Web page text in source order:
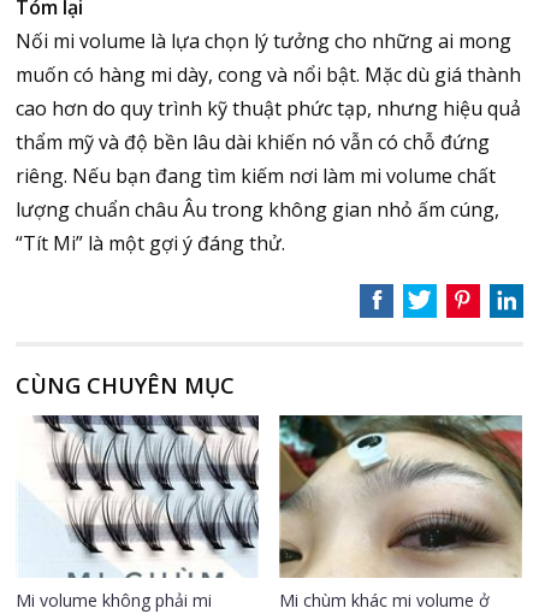
Tóm lại
Nối mi volume là lựa chọn lý tưởng cho những ai mong
muốn có hàng mi dày, cong và nổi bật. Mặc dù giá thành
cao hơn do quy trình kỹ thuật phức tạp, nhưng hiệu quả
thẩm mỹ và độ bền lâu dài khiến nó vẫn có chỗ đứng
riêng. Nếu bạn đang tìm kiếm nơi làm mi volume chất
lượng chuẩn châu Âu trong không gian nhỏ ấm cúng,
“Tít Mi” là một gợi ý đáng thử.
CÙNG CHUYÊN MỤC
Mi volume không phải mi
Mi chùm khác mi volume ở